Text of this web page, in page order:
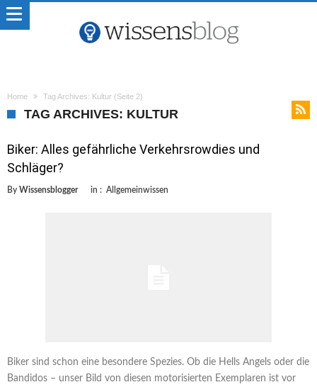
Home Tag Archives: Kultur (Seite 2)
TAG ARCHIVES: KULTUR
Biker: Alles gefährliche Verkehrsrowdies und
Schläger?
By Wissensblogger in : Allgemeinwissen
Biker sind schon eine besondere Spezies. Ob die Hells Angels oder die
Bandidos – unser Bild von diesen motorisierten Exemplaren ist vor